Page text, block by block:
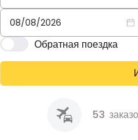
Обратная поездка
53